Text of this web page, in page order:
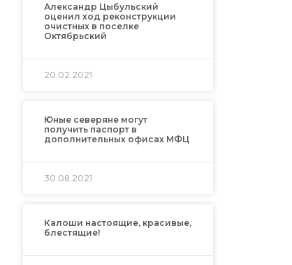
Александр Цыбульский
оценил ход реконструкции
очистных в поселке
Октябрьский
20.02.2021
Юные северяне могут
получить паспорт в
дополнительных офисах МФЦ
30.08.2021
Калоши настоящие, красивые,
блестящие!